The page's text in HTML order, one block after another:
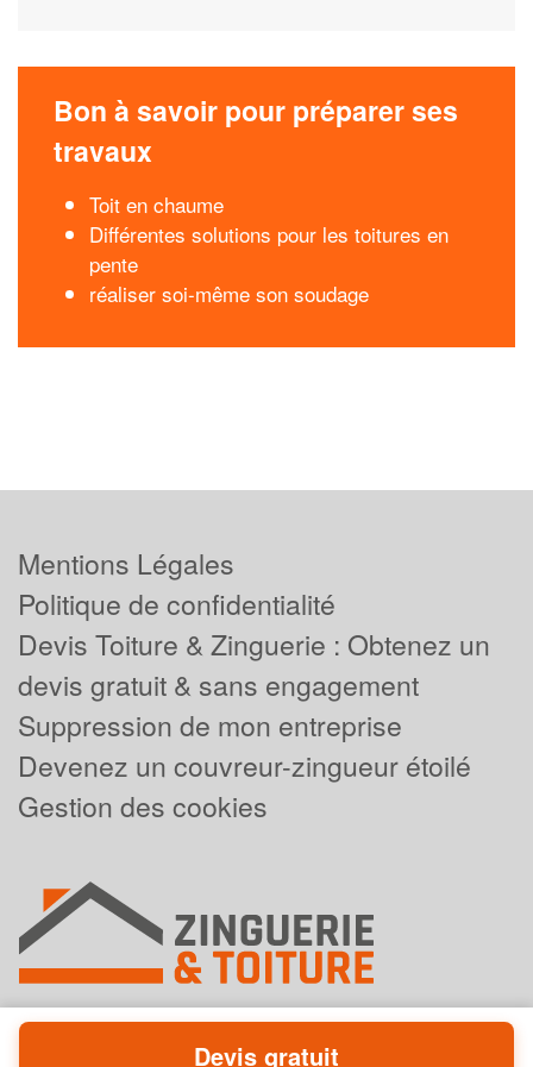
Bon à savoir pour préparer ses
travaux
Toit en chaume
Différentes solutions pour les toitures en
pente
réaliser soi-même son soudage
Mentions Légales
Politique de confidentialité
Devis Toiture & Zinguerie : Obtenez un
devis gratuit & sans engagement
Suppression de mon entreprise
Devenez un couvreur-zingueur étoilé
Gestion des cookies
Devis gratuit